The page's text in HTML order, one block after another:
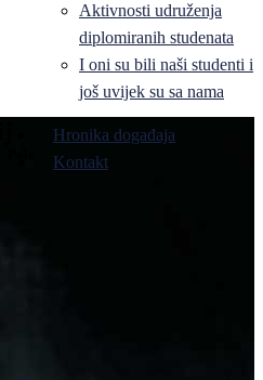
Aktivnosti udruženja
diplomiranih studenata
I oni su bili naši studenti i
još uvijek su sa nama
Hronika događaja
Kontakt